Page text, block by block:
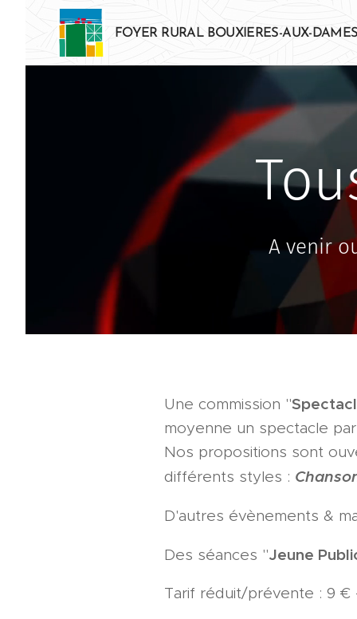
FOYER RURAL BOUXIERES-AUX-DAMES
A venir
Une commission "
moyenne un spectacle
Nos propositions sont
différents styles :
D'autres évènements &
Des séances "Jeune
Tarif réduit/prévente : 9 €